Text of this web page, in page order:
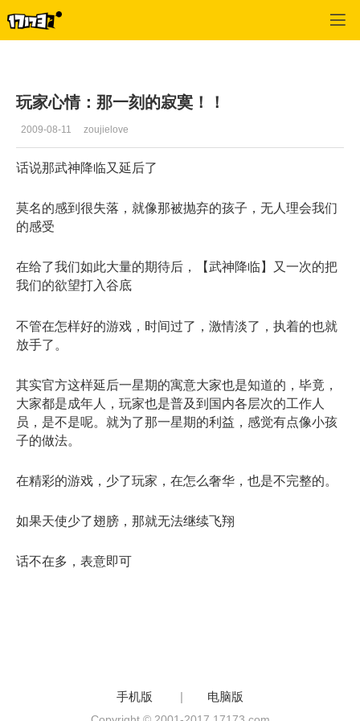
玩家心情：那一刻的寂寞！！
2009-08-11 zoujielove
话说那武神降临又延后了
莫名的感到很失落，就像那被抛弃的孩子，无人理会我们
的感受
在给了我们如此大量的期待后，【武神降临】又一次的把
我们的欲望打入谷底
不管在怎样好的游戏，时间过了，激情淡了，执着的也就
放手了。
其实官方这样延后一星期的寓意大家也是知道的，毕竟，
大家都是成年人，玩家也是普及到国内各层次的工作人
员，是不是呢。就为了那一星期的利益，感觉有点像小孩
子的做法。
在精彩的游戏，少了玩家，在怎么奢华，也是不完整的。
如果天使少了翅膀，那就无法继续飞翔
话不在多，表意即可
手机版 | 电脑版